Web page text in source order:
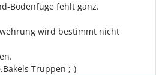
Bodenfuge fehlt ganz.
wird bestimmt nicht
Truppen ;-)